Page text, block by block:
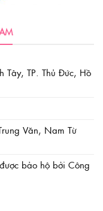
Tây, TP. Thủ Đức, Hồ
Văn, Nam Từ
bảo hộ bởi Công